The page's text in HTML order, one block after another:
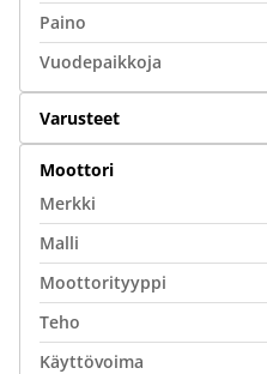
Paino
Vuodepaikkoja
Varusteet
Moottori
Merkki
Malli
Moottorityyppi
Teho
Käyttövoima